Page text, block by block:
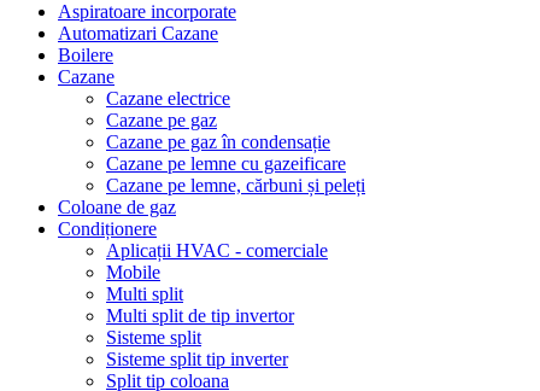
Aspiratoare incorporate
Automatizari Cazane
Boilere
Cazane
Cazane electrice
Cazane pe gaz
Cazane pe gaz în condensație
Cazane pe lemne cu gazeificare
Cazane pe lemne, cărbuni și peleți
Coloane de gaz
Condiționere
Aplicații HVAC - comerciale
Mobile
Multi split
Multi split de tip invertor
Sisteme split
Sisteme split tip inverter
Split tip coloana